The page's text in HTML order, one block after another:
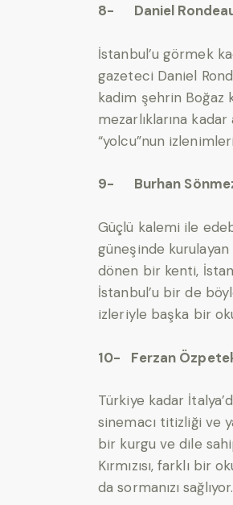
8- Daniel
İstanbul’u görmek
gazeteci Daniel
kadim şehrin Boğaz
mezarlıklarına
“yolcu”nun
9- Burhan
Güçlü kalemi ile
güneşinde
dönen bir kenti,
İstanbul’u bir de
izleriyle başka bir
10- Ferzan Özpetek
Türkiye kadar
sinemacı titizliği ve
bir kurgu ve dile
Kırmızısı, farklı bir
da sormanızı sağlıyor.